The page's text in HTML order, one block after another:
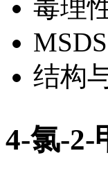
毒理
MSDS
结构
4-氯-2-